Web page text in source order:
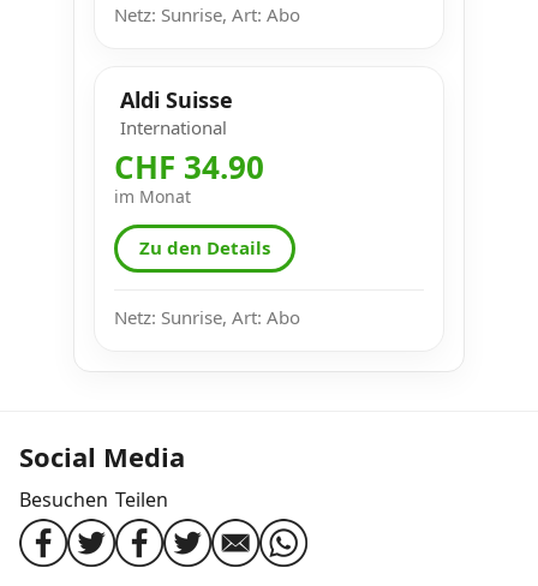
Netz: Sunrise, Art: Abo
Aldi Suisse
International
CHF 34.90
im Monat
Zu den Details
Netz: Sunrise, Art: Abo
Social Media
Besuchen Teilen